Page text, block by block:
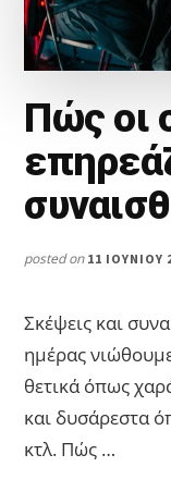
Πώς οι
posted on 11 ΙΟΥΝΊΟΥ
Σκέψεις και
ημέρας
θετικά όπως
και δυσάρεστα
κτλ. Πώς …